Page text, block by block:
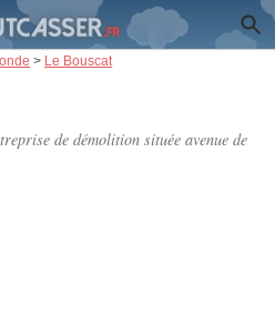
> Le Bouscat
de démolition située avenue de